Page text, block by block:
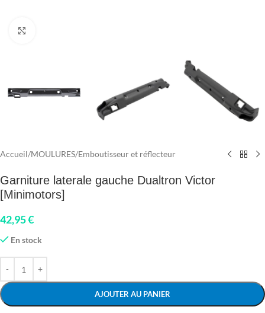
Accueil/MOULURES/Emboutisseur et réflecteur
Garniture laterale gauche Dualtron Victor
[Minimotors]
42,95€
En stock
AJOUTER AU PANIER